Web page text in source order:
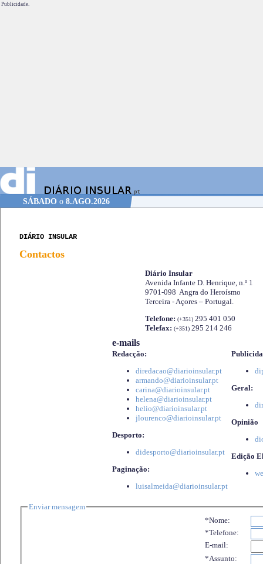
Publicidade.
SÁBADOo 8.AGO.2026
DIÁRIO INSULAR
Contactos
Diário Insular
Avenida Infante D. Henrique, n.º 1
9701-098 Angra do Heroísmo
Terceira - Açores – Portugal.
Telefone: (+351) 295 401 050
Telefax: (+351) 295 214 246
e-mails
Redacção:
diredacao@diarioinsular.pt
armando@diarioinsular.pt
carina@diarioinsular.pt
helena@diarioinsular.pt
helio@diarioinsular.pt
jlourenco@diarioinsular.pt
Desporto:
didesporto@diarioinsular.pt
Paginação:
luisalmeida@diarioinsular.pt
Geral:
Opinião
Edição
Enviar mensagem
*Nome:
*Telefone:
E-mail:
*Assunto: